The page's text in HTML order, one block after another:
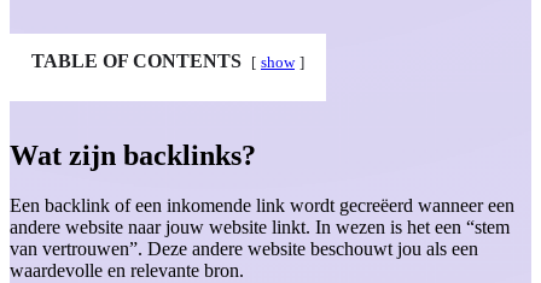
TABLE OF CONTENTS show
Wat zijn backlinks?
Een backlink of een inkomende link wordt gecreëerd wanneer een
andere website naar jouw website linkt. In wezen is het een “stem
van vertrouwen”. Deze andere website beschouwt jou als een
waardevolle en relevante bron.